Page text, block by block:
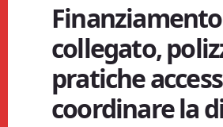
Finanziamento
collegato,
pratiche
coordinare la